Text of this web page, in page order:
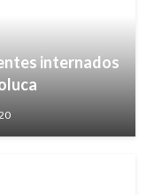
internados